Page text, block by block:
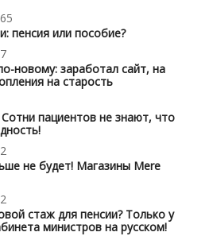
пенсия или пособие?
новому: заработал сайт, на
на старость
пациентов не знают, что
не будет! Магазины Mere
стаж для пенсии? Только у
министров на русском!